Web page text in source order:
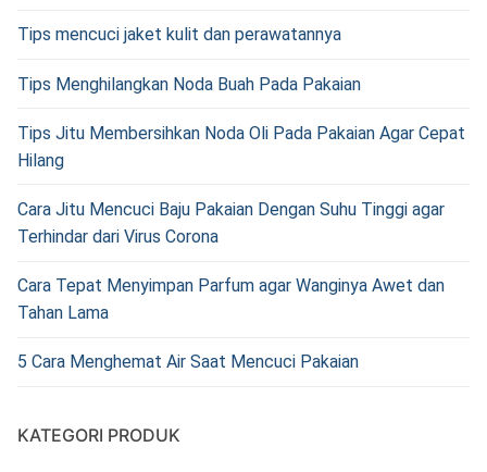
Tips mencuci jaket kulit dan perawatannya
Tips Menghilangkan Noda Buah Pada Pakaian
Tips Jitu Membersihkan Noda Oli Pada Pakaian Agar Cepat
Hilang
Cara Jitu Mencuci Baju Pakaian Dengan Suhu Tinggi agar
Terhindar dari Virus Corona
Cara Tepat Menyimpan Parfum agar Wanginya Awet dan
Tahan Lama
5 Cara Menghemat Air Saat Mencuci Pakaian
KATEGORI PRODUK